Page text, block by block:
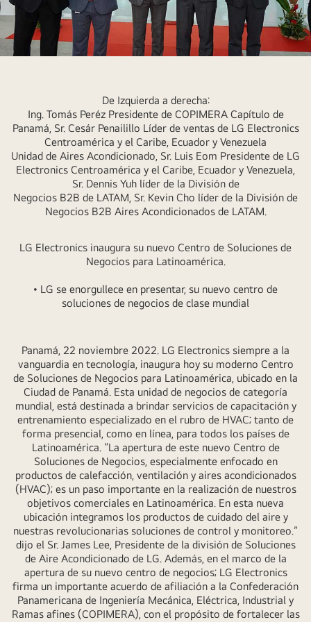
De Izquierda a derecha:
Ing. Tomás Peréz Presidente de COPIMERA Capítulo de
Panamá, Sr. Cesár Penailillo Líder de ventas de LG Electronics
Centroamérica y el Caribe, Ecuador y Venezuela
Unidad de Aires Acondicionado, Sr. Luis Eom Presidente de LG
Electronics Centroamérica y el Caribe, Ecuador y Venezuela,
Sr. Dennis Yuh líder de la División de
Negocios B2B de LATAM, Sr. Kevin Cho líder de la División de
Negocios B2B Aires Acondicionados de LATAM.
LG Electronics inaugura su nuevo Centro de Soluciones de
Negocios para Latinoamérica.
• LG se enorgullece en presentar, su nuevo centro de
soluciones de negocios de clase mundial
Panamá, 22 noviembre 2022. LG Electronics siempre a la
vanguardia en tecnología, inaugura hoy su moderno Centro
de Soluciones de Negocios para Latinoamérica, ubicado en la
Ciudad de Panamá. Esta unidad de negocios de categoría
mundial, está destinada a brindar servicios de capacitación y
entrenamiento especializado en el rubro de HVAC; tanto de
forma presencial, como en línea, para todos los países de
Latinoamérica. “La apertura de este nuevo Centro de
Soluciones de Negocios, especialmente enfocado en
productos de calefacción, ventilación y aires acondicionados
(HVAC); es un paso importante en la realización de nuestros
objetivos comerciales en Latinoamérica. En esta nueva
ubicación integramos los productos de cuidado del aire y
nuestras revolucionarias soluciones de control y monitoreo.”
dijo el Sr. James Lee, Presidente de la división de Soluciones
de Aire Acondicionado de LG. Además, en el marco de la
apertura de su nuevo centro de negocios; LG Electronics
firma un importante acuerdo de afiliación a la Confederación
Panamericana de Ingeniería Mecánica, Eléctrica, Industrial y
Ramas afines (COPIMERA), con el propósito de fortalecer las